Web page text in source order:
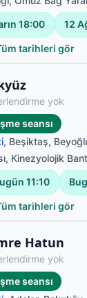
18:00 12
tarihleri gör
yok
seansı
, Beşiktaş,
, Kinezyolojik
11:10
tarihleri gör
Hatun
yok
seansı